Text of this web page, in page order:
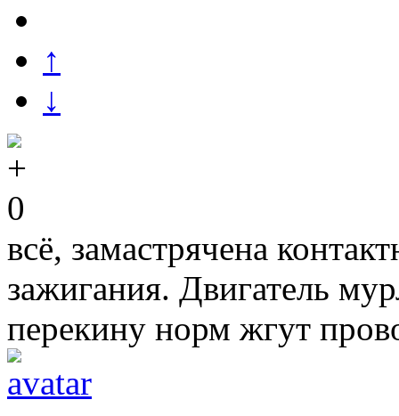
↑
↓
0
всё, замастрячена
зажигания. Двигатель
перекину норм жгут